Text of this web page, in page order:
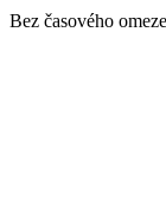
Bez časového